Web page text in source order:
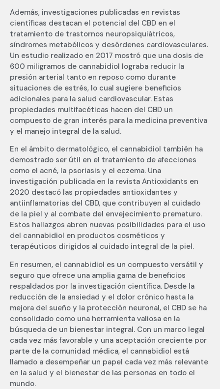
Además, investigaciones publicadas en revistas
científicas destacan el potencial del CBD en el
tratamiento de trastornos neuropsiquiátricos,
síndromes metabólicos y desórdenes cardiovasculares.
Un estudio realizado en 2017 mostró que una dosis de
600 miligramos de cannabidiol lograba reducir la
presión arterial tanto en reposo como durante
situaciones de estrés, lo cual sugiere beneficios
adicionales para la salud cardiovascular. Estas
propiedades multifacéticas hacen del CBD un
compuesto de gran interés para la medicina preventiva
y el manejo integral de la salud.
En el ámbito dermatológico, el cannabidiol también ha
demostrado ser útil en el tratamiento de afecciones
como el acné, la psoriasis y el eczema. Una
investigación publicada en la revista Antioxidants en
2020 destacó las propiedades antioxidantes y
antiinflamatorias del CBD, que contribuyen al cuidado
de la piel y al combate del envejecimiento prematuro.
Estos hallazgos abren nuevas posibilidades para el uso
del cannabidiol en productos cosméticos y
terapéuticos dirigidos al cuidado integral de la piel.
En resumen, el cannabidiol es un compuesto versátil y
seguro que ofrece una amplia gama de beneficios
respaldados por la investigación científica. Desde la
reducción de la ansiedad y el dolor crónico hasta la
mejora del sueño y la protección neuronal, el CBD se ha
consolidado como una herramienta valiosa en la
búsqueda de un bienestar integral. Con un marco legal
cada vez más favorable y una aceptación creciente por
parte de la comunidad médica, el cannabidiol está
llamado a desempeñar un papel cada vez más relevante
en la salud y el bienestar de las personas en todo el
mundo.